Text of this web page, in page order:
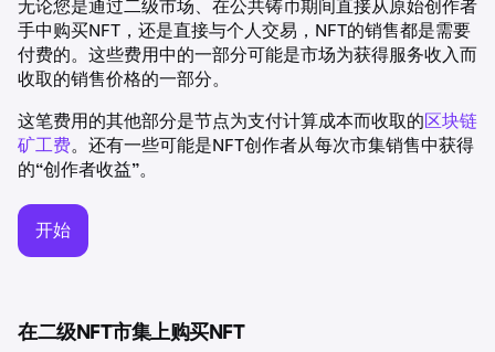
无论您是通过二级市场、在公共铸币期间直接从原始创作者
手中购买NFT，还是直接与个人交易，NFT的销售都是需要
付费的。这些费用中的一部分可能是市场为获得服务收入而
收取的销售价格的一部分。
这笔费用的其他部分是节点为支付计算成本而收取的区块链
矿工费。还有一些可能是NFT创作者从每次市集销售中获得
的“创作者收益”。
开始
在二级NFT市集上购买NFT